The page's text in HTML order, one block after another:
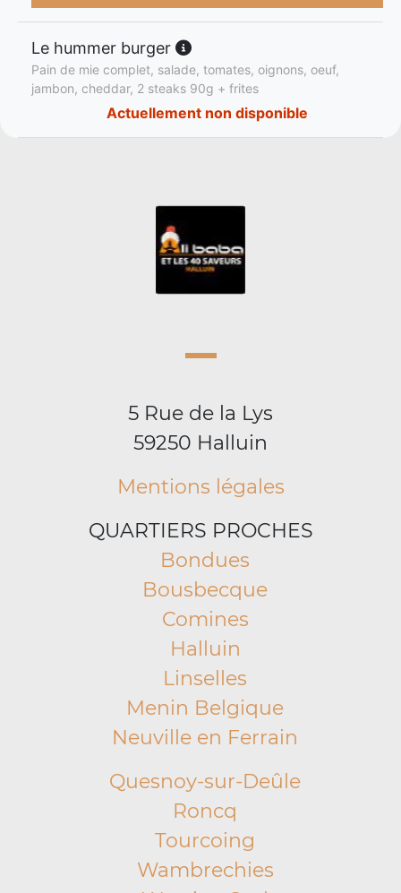
Le hummer burger
Pain de mie complet, salade, tomates, oignons, oeuf,
jambon, cheddar, 2 steaks 90g + frites
Actuellement non disponible
5 Rue de la Lys
59250 Halluin
Mentions légales
QUARTIERS PROCHES
Bondues
Bousbecque
Comines
Halluin
Linselles
Menin Belgique
Neuville en Ferrain
Quesnoy-sur-Deûle
Roncq
Tourcoing
Wambrechies